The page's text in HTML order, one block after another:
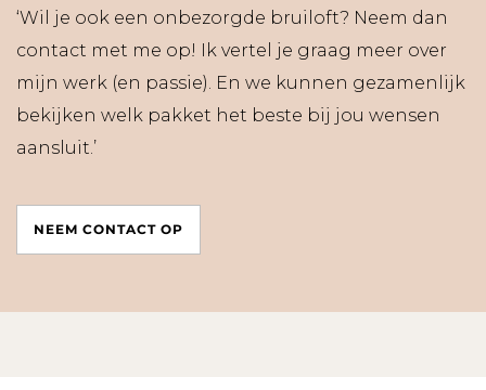
‘Wil je ook een onbezorgde bruiloft? Neem dan
contact met me op! Ik vertel je graag meer over
mijn werk (en passie). En we kunnen gezamenlijk
bekijken welk pakket het beste bij jou wensen
aansluit.’
NEEM CONTACT OP